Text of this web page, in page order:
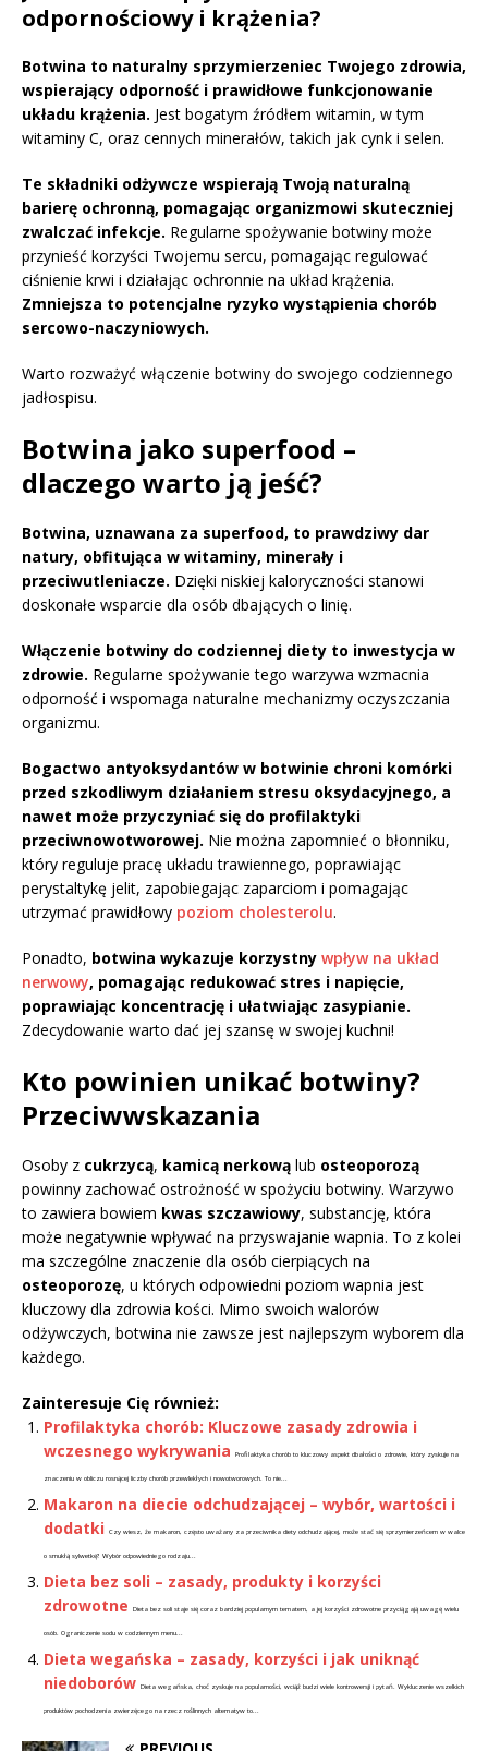
odpornościowy i krążenia?
Botwina to naturalny sprzymierzeniec Twojego zdrowia,
wspierający odporność i prawidłowe funkcjonowanie
układu krążenia. Jest bogatym źródłem witamin, w tym
witaminy C, oraz cennych minerałów, takich jak cynk i selen.
Te składniki odżywcze wspierają Twoją naturalną
barierę ochronną, pomagając organizmowi skuteczniej
zwalczać infekcje. Regularne spożywanie botwiny może
przynieść korzyści Twojemu sercu, pomagając regulować
ciśnienie krwi i działając ochronnie na układ krążenia.
Zmniejsza to potencjalne ryzyko wystąpienia chorób
sercowo-naczyniowych.
Warto rozważyć włączenie botwiny do swojego codziennego
jadłospisu.
Botwina jako superfood –
dlaczego warto ją jeść?
Botwina, uznawana za superfood, to prawdziwy dar
natury, obfitująca w witaminy, minerały i
przeciwutleniacze. Dzięki niskiej kaloryczności stanowi
doskonałe wsparcie dla osób dbających o linię.
Włączenie botwiny do codziennej diety to inwestycja w
zdrowie. Regularne spożywanie tego warzywa wzmacnia
odporność i wspomaga naturalne mechanizmy oczyszczania
organizmu.
Bogactwo antyoksydantów w botwinie chroni komórki
przed szkodliwym działaniem stresu oksydacyjnego, a
nawet może przyczyniać się do profilaktyki
przeciwnowotworowej. Nie można zapomnieć o błonniku,
który reguluje pracę układu trawiennego, poprawiając
perystaltykę jelit, zapobiegając zaparciom i pomagając
utrzymać prawidłowy poziom cholesterolu.
Ponadto, botwina wykazuje korzystny wpływ na układ
nerwowy, pomagając redukować stres i napięcie,
poprawiając koncentrację i ułatwiając zasypianie.
Zdecydowanie warto dać jej szansę w swojej kuchni!
Kto powinien unikać botwiny?
Przeciwwskazania
Osoby z cukrzycą, kamicą nerkową lub osteoporozą
powinny zachować ostrożność w spożyciu botwiny. Warzywo
to zawiera bowiem kwas szczawiowy, substancję, która
może negatywnie wpływać na przyswajanie wapnia. To z kolei
ma szczególne znaczenie dla osób cierpiących na
osteoporozę, u których odpowiedni poziom wapnia jest
kluczowy dla zdrowia kości. Mimo swoich walorów
odżywczych, botwina nie zawsze jest najlepszym wyborem dla
każdego.
Zainteresuje Cię również:
Profilaktyka chorób: Kluczowe zasady zdrowia i
wczesnego wykrywania
Profilaktyka chorób to kluczowy aspekt dbałości o zdrowie, który zyskuje na
znaczeniu w obliczu rosnącej liczby chorób przewlekłych i nowotworowych. To nie...
Makaron na diecie odchudzającej – wybór, wartości i
dodatki
Czy wiesz, że makaron, często uważany za przeciwnika diety odchudzającej, może stać się sprzymierzeńcem w walce
o smukłą sylwetkę? Wybór odpowiedniego rodzaju...
Dieta bez soli – zasady, produkty i korzyści
zdrowotne
Dieta bez soli staje się coraz bardziej popularnym tematem, a jej korzyści zdrowotne przyciągają uwagę wielu
osób. Ograniczenie sodu w codziennym menu...
Dieta wegańska – zasady, korzyści i jak uniknąć
niedoborów Dieta wegańska, choć zyskuje na popularności, wciąż budzi wiele kontrowersji i pytań. Wykluczenie wszelkich
produktów pochodzenia zwierzęcego na rzecz roślinnych alternatyw to...